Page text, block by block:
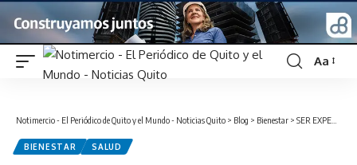
Font
Aa
Notimercio - El Periódico de Quito y el Mundo - Noticias Quito > Blog > Bienestar > SER EXPERIENCE 2026 llega a Quito en medio del aumento de atenciones por trastornos emocionales en Ecuador
BIENESTAR SALUD